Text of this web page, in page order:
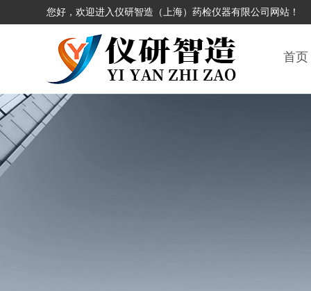
您好，欢迎进入仪研智造（上海）药检仪器有限公司网站！
首页